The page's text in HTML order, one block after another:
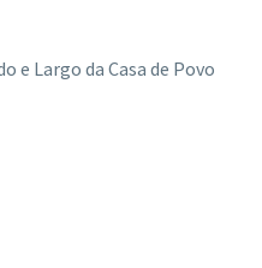
e Largo da Casa de Povo